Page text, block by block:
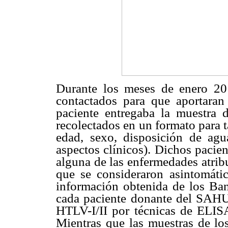
Durante los meses de enero
contactados para que
paciente entregaba la muestra
recolectados en un formato
edad, sexo, disposición de
aspectos clínicos). Dichos
alguna de las enfermedades
que se consideraron
información obtenida de los
cada paciente donante del
HTLV-I/II por técnicas de
Mientras que las muestras de